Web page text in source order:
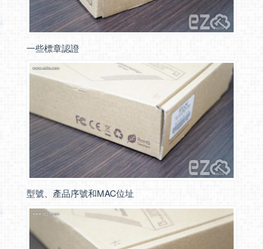
一些標章認證
型號、產品序號和MAC位址